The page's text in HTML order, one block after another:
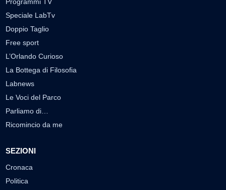
Programmi TV
Speciale LabTv
Doppio Taglio
Free sport
L’Orlando Curioso
La Bottega di Filosofia
Labnews
Le Voci del Parco
Parliamo di…
Ricomincio da me
SEZIONI
Cronaca
Politica